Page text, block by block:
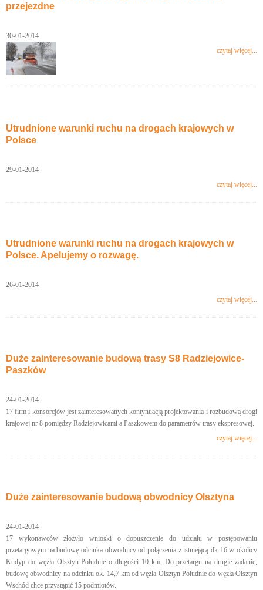
przejezdne
30-01-2014
czytaj więcej...
Utrudnione warunki ruchu na drogach krajowych w
Polsce
29-01-2014
czytaj więcej...
Utrudnione warunki ruchu na drogach krajowych w
Polsce. Apelujemy o rozwagę.
26-01-2014
czytaj więcej...
Duże zainteresowanie budową trasy S8 Radziejowice-
Paszków
24-01-2014
17 firm i konsorcjów jest zainteresowanych kontynuacją projektowania i rozbudową drogi
krajowej nr 8 pomiędzy Radziejowicami a Paszkowem do parametrów trasy ekspresowej.
czytaj więcej...
Duże zainteresowanie budową obwodnicy Olsztyna
24-01-2014
17 wykonawców złożyło wnioski o dopuszczenie do udziału w postępowaniu
przetargowym na budowę odcinka obwodnicy od połączenia z istniejącą dk 16 w okolicy
Kudyp do węzła Olsztyn Południe o długości 10 km. Do przetargu na drugie zadanie,
budowę obwodnicy na odcinku ok. 14,7 km od węzła Olsztyn Południe do węzła Olsztyn
Wschód chce przystąpić 15 podmiotów.